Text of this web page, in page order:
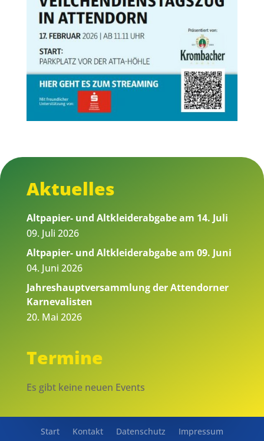
Aktuelles
Altpapier- und Altkleiderabgabe am 14. Juli
09. Juli 2026
Altpapier- und Altkleiderabgabe am 09. Juni
04. Juni 2026
Jahreshauptversammlung der Attendorner
Karnevalisten
20. Mai 2026
Termine
Es gibt keine neuen Events
Start Kontakt Datenschutz Impressum